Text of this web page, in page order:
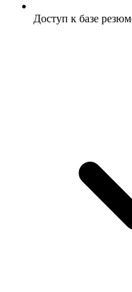
Доступ к базе